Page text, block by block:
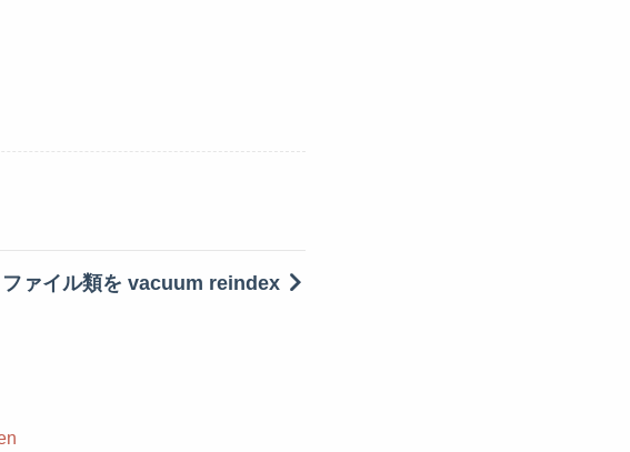
ァイル類を vacuum reindex